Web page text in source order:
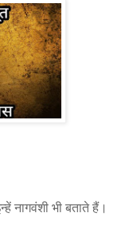
नागवंशी भी बताते हैं।